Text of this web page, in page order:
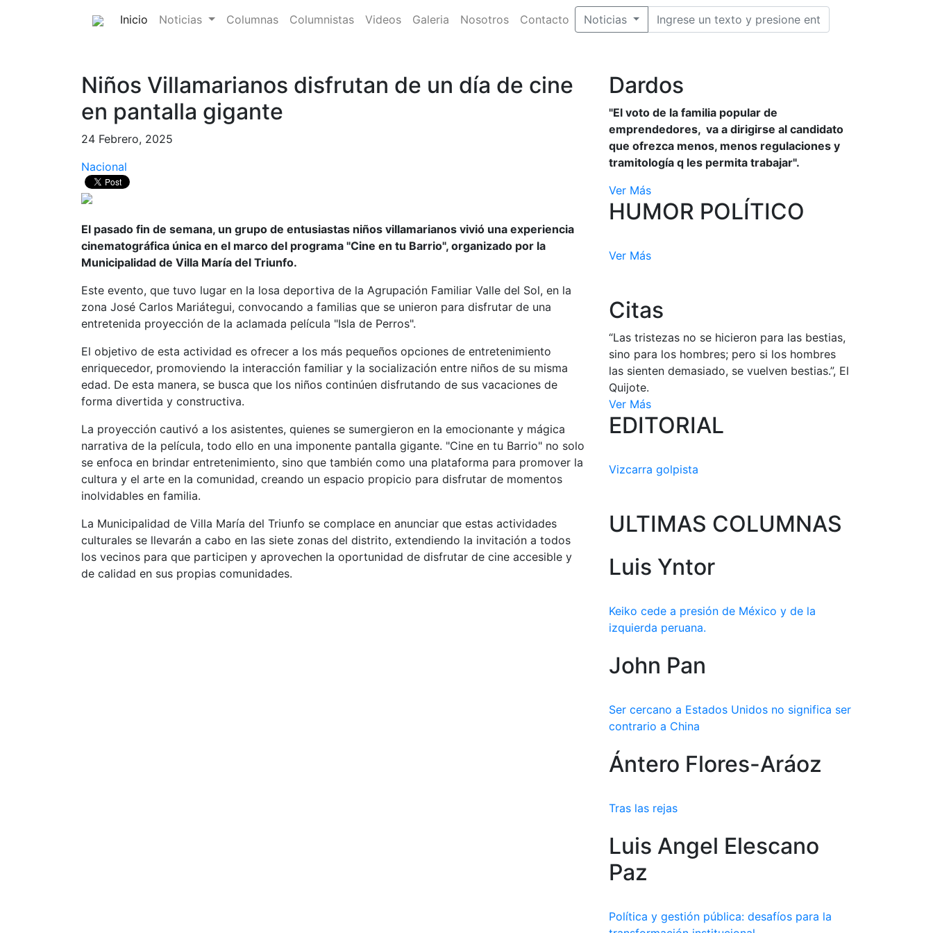
Inicio (current)
Noticias Columnas Columnistas Videos Galeria Nosotros Contacto Noticias
Niños Villamarianos disfrutan de un día de cine
en pantalla gigante
24 Febrero, 2025
Nacional
El pasado fin de semana, un grupo de entusiastas niños villamarianos vivió una experiencia
cinematográfica única en el marco del programa "Cine en tu Barrio", organizado por la
Municipalidad de Villa María del Triunfo.
Este evento, que tuvo lugar en la losa deportiva de la Agrupación Familiar Valle del Sol, en la
zona José Carlos Mariátegui, convocando a familias que se unieron para disfrutar de una
entretenida proyección de la aclamada película "Isla de Perros".
El objetivo de esta actividad es ofrecer a los más pequeños opciones de entretenimiento
enriquecedor, promoviendo la interacción familiar y la socialización entre niños de su misma
edad. De esta manera, se busca que los niños continúen disfrutando de sus vacaciones de
forma divertida y constructiva.
La proyección cautivó a los asistentes, quienes se sumergieron en la emocionante y mágica
narrativa de la película, todo ello en una imponente pantalla gigante. "Cine en tu Barrio" no solo
se enfoca en brindar entretenimiento, sino que también como una plataforma para promover la
cultura y el arte en la comunidad, creando un espacio propicio para disfrutar de momentos
inolvidables en familia.
La Municipalidad de Villa María del Triunfo se complace en anunciar que estas actividades
culturales se llevarán a cabo en las siete zonas del distrito, extendiendo la invitación a todos
los vecinos para que participen y aprovechen la oportunidad de disfrutar de cine accesible y
de calidad en sus propias comunidades.
Dardos
"El voto de la familia popular de
emprendedores, va a dirigirse al candidato
que ofrezca menos, menos regulaciones y
tramitología q les permita trabajar".
Ver Más
HUMOR POLÍTICO
Ver Más
Citas
“Las tristezas no se hicieron para las bestias,
sino para los hombres; pero si los hombres
las sienten demasiado, se vuelven bestias.”, El
Quijote.
Ver Más
EDITORIAL
Vizcarra golpista
ULTIMAS COLUMNAS
Luis Yntor
Keiko cede a presión de México y de la
izquierda peruana.
John Pan
Ser cercano a Estados Unidos no significa ser
contrario a China
Ántero Flores-Aráoz
Tras las rejas
Luis Angel Elescano
Paz
Política y gestión pública: desafíos para la